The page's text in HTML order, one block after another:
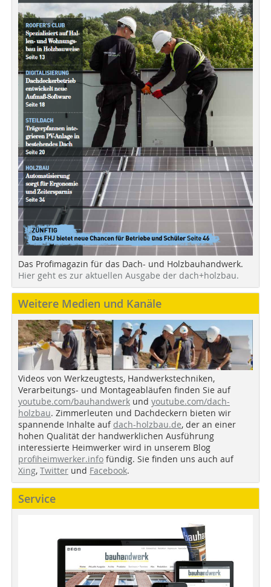
Das Profimagazin für das Dach- und Holzbauhandwerk.
Hier geht es zur aktuellen Ausgabe der dach+holzbau.
Weitere Medien und Kanäle
Videos von Werkzeugtests, Handwerkstechniken,
Verarbeitungs- und Montageabläufen finden Sie auf
youtube.com/bauhandwerk und youtube.com/dach-
holzbau. Zimmerleuten und Dachdeckern bieten wir
spannende Inhalte auf dach-holzbau.de, der an einer
hohen Qualität der handwerklichen Ausführung
interessierte Heimwerker wird in unserem Blog
profiheimwerker.info fündig. Sie finden uns auch auf
Xing, Twitter und Facebook.
Service